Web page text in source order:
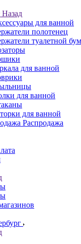
Назад
для ванной
полотенец
туалетной
для ванной
для ванной
для ванной
Распродажа